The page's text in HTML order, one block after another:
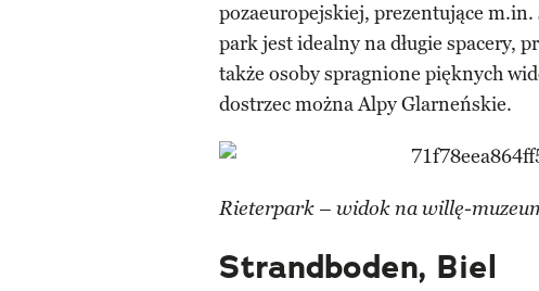
pozaeuropejskiej, prezentujące
park jest idealny na długie spacery,
także osoby spragnione pięknych
dostrzec można Alpy Glarneńskie.
Rieterpark – widok na willę-
Strandboden, Biel